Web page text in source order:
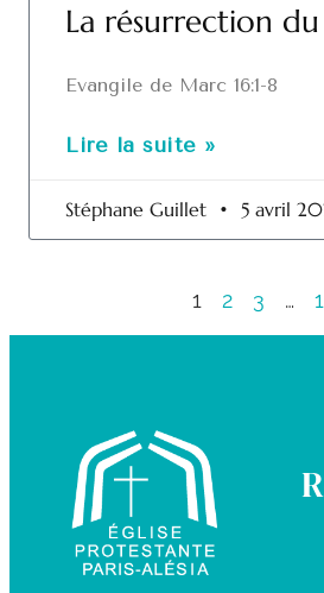
La résurrection
Evangile de Marc 16:1-8
Lire la suite »
Stéphane Guillet 5 avril
1 2 3 …